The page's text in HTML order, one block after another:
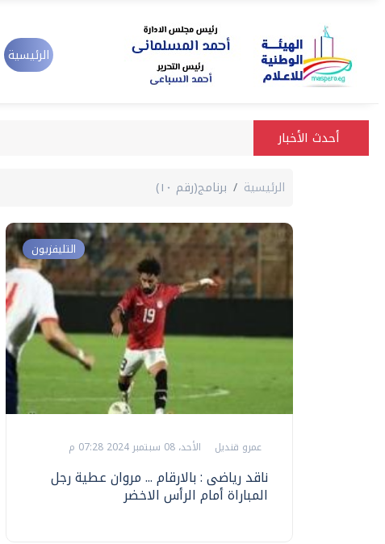
الرئيسية
أحدث الأخبار
الرئيسية برنامج(رقم ١٠)
التليفزيون
عمرو قنديل الأحد، 08 سبتمبر 2024 07:28 م
ناقد رياضى : بالارقام ... مروان عطية رجل
المباراة أمام الرأس الاخضر